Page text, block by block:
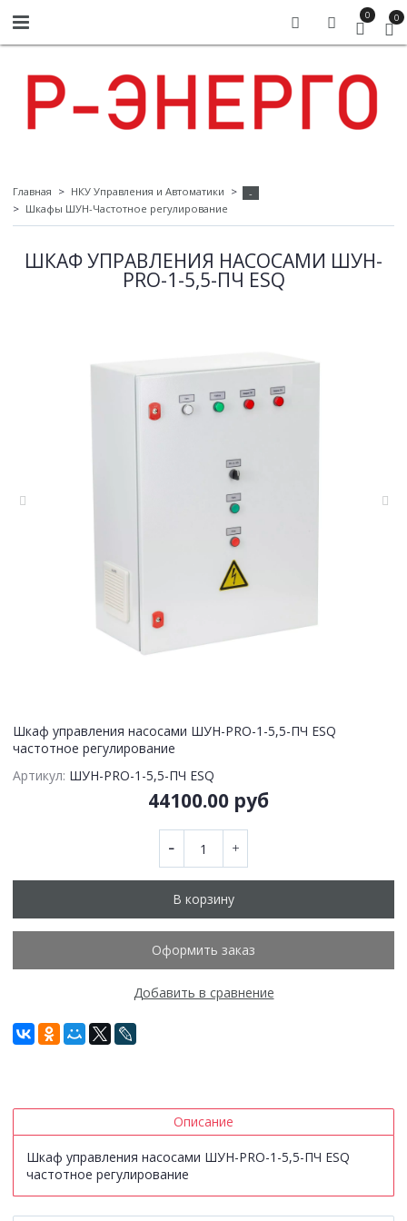
0 0
Главная НКУ Управления и Автоматики
-
Шкафы ШУН-Частотное регулирование
ШКАФ УПРАВЛЕНИЯ НАСОСАМИ ШУН-
PRO-1-5,5-ПЧ ESQ
Шкаф управления насосами ШУН-PRO-1-5,5-ПЧ ESQ
частотное регулирование
Артикул: ШУН-PRO-1-5,5-ПЧ ESQ
44100.00 руб
В корзину
Оформить заказ
Добавить в сравнение
Описание
Шкаф управления насосами ШУН-PRO-1-5,5-ПЧ ESQ
частотное регулирование